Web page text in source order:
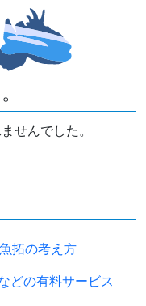
せんでした。
拓の考え方
どの有料サービス